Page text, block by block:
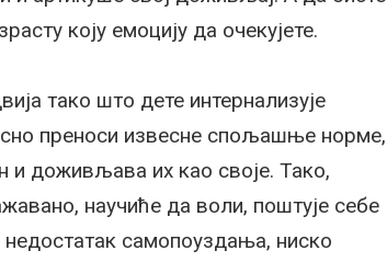
коју емоцију да очекујете.
тако што дете интернализује
преноси извесне спољашње норме,
и доживљава их као своје. Тако,
научиће да воли, поштује себе
самопоуздања, ниско